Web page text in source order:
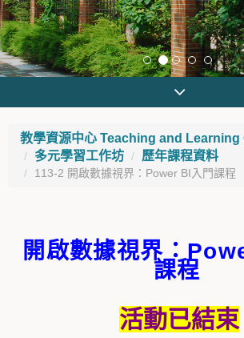
教學資源中心 Teaching and Learning
多元學習工作坊
歷年課程資料
113-2 開啟數據視界：Power BI入門課程
開啟數據視界：
課程
活動已結束